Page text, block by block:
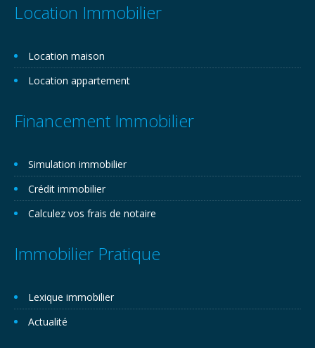
Location Immobilier
Location maison
Location appartement
Financement Immobilier
Simulation immobilier
Crédit immobilier
Calculez vos frais de notaire
Immobilier Pratique
Lexique immobilier
Actualité